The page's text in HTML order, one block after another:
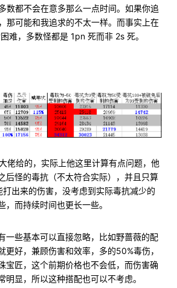
数都不会在意多那么一点时间。如果你追
那可能和我追求的不太一样。而事实上在
难，多数怪都是 1pn 死而非 2s 死。
佬给的，实际上他这里计算有点问题，他
后怪的毒抗（不太符合实际），并且只算
出来的伤害，没考虑到实际毒抗减少的
，而持续时间也更长一些。
一些基本可以直接忽略，比如野蔷薇的配
更好，兼顾伤害和效率，多的50%毒伤，
宝匠，这个前期价格也不会低，而伤害确
明显，所以这种搭配也可以不考虑。